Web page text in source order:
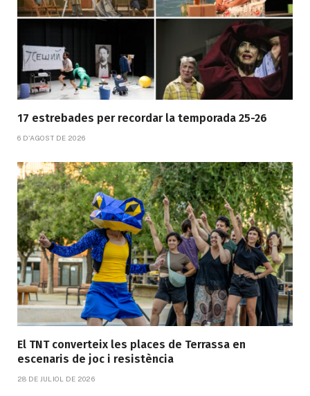
17 estrebades per recordar la temporada 25-26
6 D'AGOST DE 2026
El TNT converteix les places de Terrassa en
escenaris de joc i resistència
28 DE JULIOL DE 2026